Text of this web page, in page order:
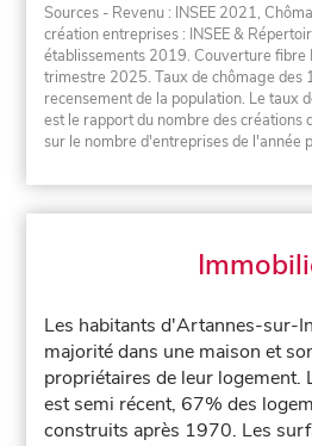
Sources - Revenu : INSEE 2021,
création entreprises : INSEE &
établissements 2019. Couverture fibre
trimestre 2025. Taux de chômage des
recensement de la population. Le taux
est le rapport du nombre des créations
sur le nombre d'entreprises de l'année
Les habitants d'Artannes-sur-
majorité dans une maison et
propriétaires de leur logement.
est semi récent, 67% des
construits après 1970. Les